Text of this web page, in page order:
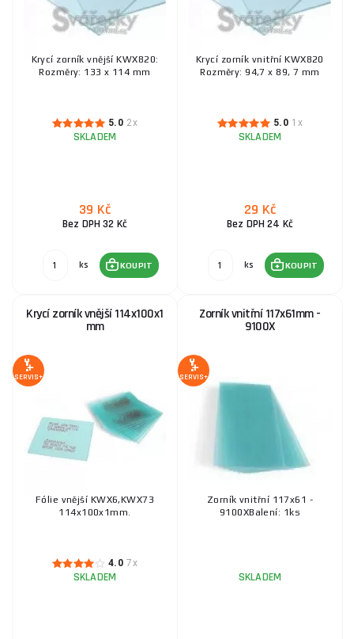
Krycí zorník vnější KWX820:
Rozměry: 133 x 114 mm
5.0 2x
SKLADEM
39 Kč
Bez DPH 32 Kč
ks KOUPIT
Krycí zorník vnitřní KWX820
Rozměry: 94,7 x 89, 7 mm
5.0 1x
SKLADEM
29 Kč
Bez DPH 24 Kč
ks KOUPIT
Krycí zorník vnější 114x100x1
mm
SERVIS+
Fólie vnější KWX6,KWX73
114x100x1mm.
4.0 7x
SKLADEM
Zorník vnitřní 117x61mm -
9100X
SERVIS+
Zorník vnitřní 117x61 -
9100XBalení: 1ks
SKLADEM